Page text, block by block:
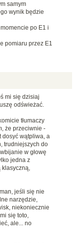
samym
wynik będzie
po E1 i
pomiaru przez E1
mi się dzisiaj
odświeżać.
tłumaczy
że przeciwnie -
dosyć wątpliwa, a
trudniejszych do
w głowę
jedna z
klasyczną,
jeśli się nie
narzędzie,
niekoniecznie
się toto,
ale... no